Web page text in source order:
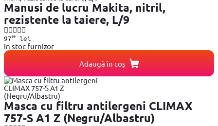
Manusi de lucru Makita, nitril,
rezistente la taiere, L/9
9799lei
In stoc furnizor
Adaugă în coș
Masca cu filtru antilergeni CLIMAX
757-S A1 Z (Negru/Albastru)